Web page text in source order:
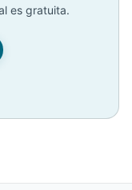
es gratuita.